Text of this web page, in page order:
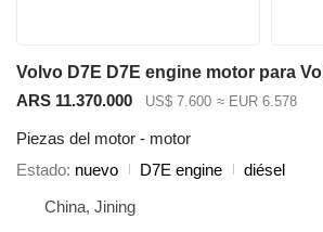
ARS 11.370.000 US$ 7.600 ≈ EUR 6.578
Piezas del motor - motor
Estado nuevo D7E engine
diésel
China, Jining